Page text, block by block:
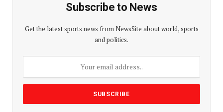
Subscribe to News
Get the latest sports news from NewsSite about world, sports
and politics.